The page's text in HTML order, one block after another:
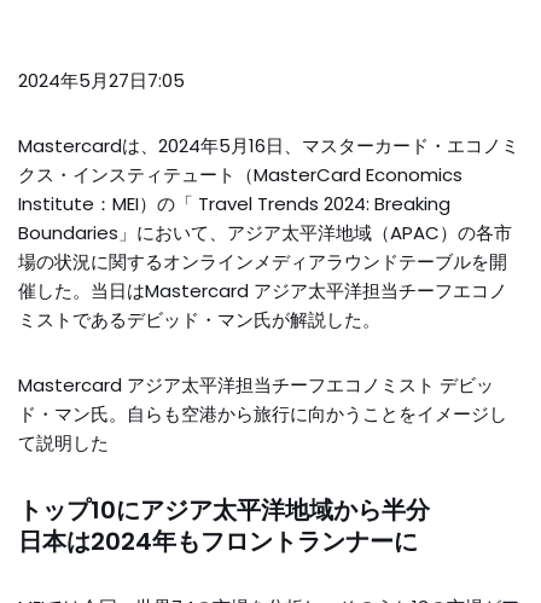
2024年5月27日7:05
Mastercardは、2024年5月16日、マスターカード・エコノミ
クス・インスティテュート（MasterCard Economics
Institute：MEI）の「 Travel Trends 2024: Breaking
Boundaries」において、アジア太平洋地域（APAC）の各市
場の状況に関するオンラインメディアラウンドテーブルを開
催した。当日はMastercard アジア太平洋担当チーフエコノ
ミストであるデビッド・マン氏が解説した。
Mastercard アジア太平洋担当チーフエコノミスト デビッ
ド・マン氏。自らも空港から旅行に向かうことをイメージし
て説明した
トップ10にアジア太平洋地域から半分
日本は2024年もフロントランナーに